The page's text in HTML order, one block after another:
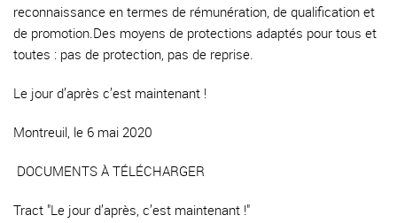
reconnaissance en termes de rémunération, de qualification et
de promotion.Des moyens de protections adaptés pour tous et
toutes : pas de protection, pas de reprise.
Le jour d’après c’est maintenant !
Montreuil, le 6 mai 2020
DOCUMENTS À TÉLÉCHARGER
Tract "Le jour d’après, c’est maintenant !"